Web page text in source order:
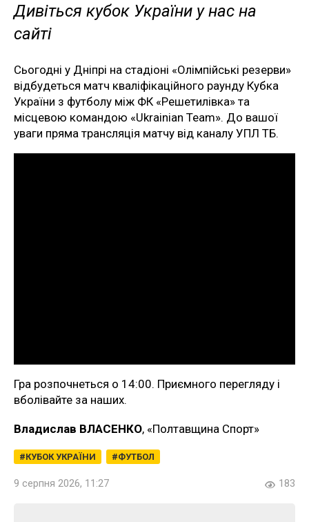
Дивіться кубок України у нас на
сайті
Сьогодні у Дніпрі на стадіоні «Олімпійські резерви»
відбудеться матч кваліфікаційного раунду Кубка
України з футболу між ФК «Решетилівка» та
місцевою командою «Ukrainian Team». До вашої
уваги пряма трансляція матчу від каналу УПЛ ТБ.
Гра розпочнеться о 14:00. Приємного перегляду і
вболівайте за наших.
Владислав ВЛАСЕНКО, «Полтавщина Спорт»
КУБОК УКРАЇНИ ФУТБОЛ
9 серпня 2026, 11:27 183